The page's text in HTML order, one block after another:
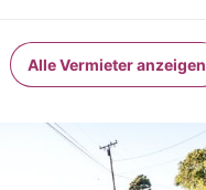
Alle Vermieter anzeigen